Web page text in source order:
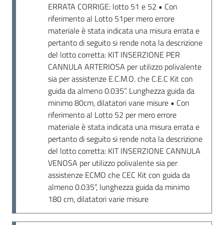
ERRATA CORRIGE: lotto 51 e 52 • Con
riferimento al Lotto 51per mero errore
materiale è stata indicata una misura errata e
pertanto di seguito si rende nota la descrizione
del lotto corretta: KIT INSERZIONE PER
CANNULA ARTERIOSA per utilizzo polivalente
sia per assistenze E.C.M.O. che C.E.C Kit con
guida da almeno 0.035”. Lunghezza guida da
minimo 80cm, dilatatori varie misure • Con
riferimento al Lotto 52 per mero errore
materiale è stata indicata una misura errata e
pertanto di seguito si rende nota la descrizione
del lotto corretta: KIT INSERZIONE CANNULA
VENOSA per utilizzo polivalente sia per
assistenze ECMO che CEC Kit con guida da
almeno 0.035”, lunghezza guida da minimo
180 cm, dilatatori varie misure